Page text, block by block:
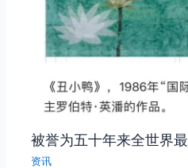
被誉为五十年来全世界
资讯